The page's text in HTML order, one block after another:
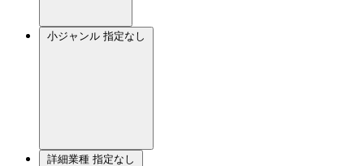
小ジャンル 指定なし
詳細業種 指定なし